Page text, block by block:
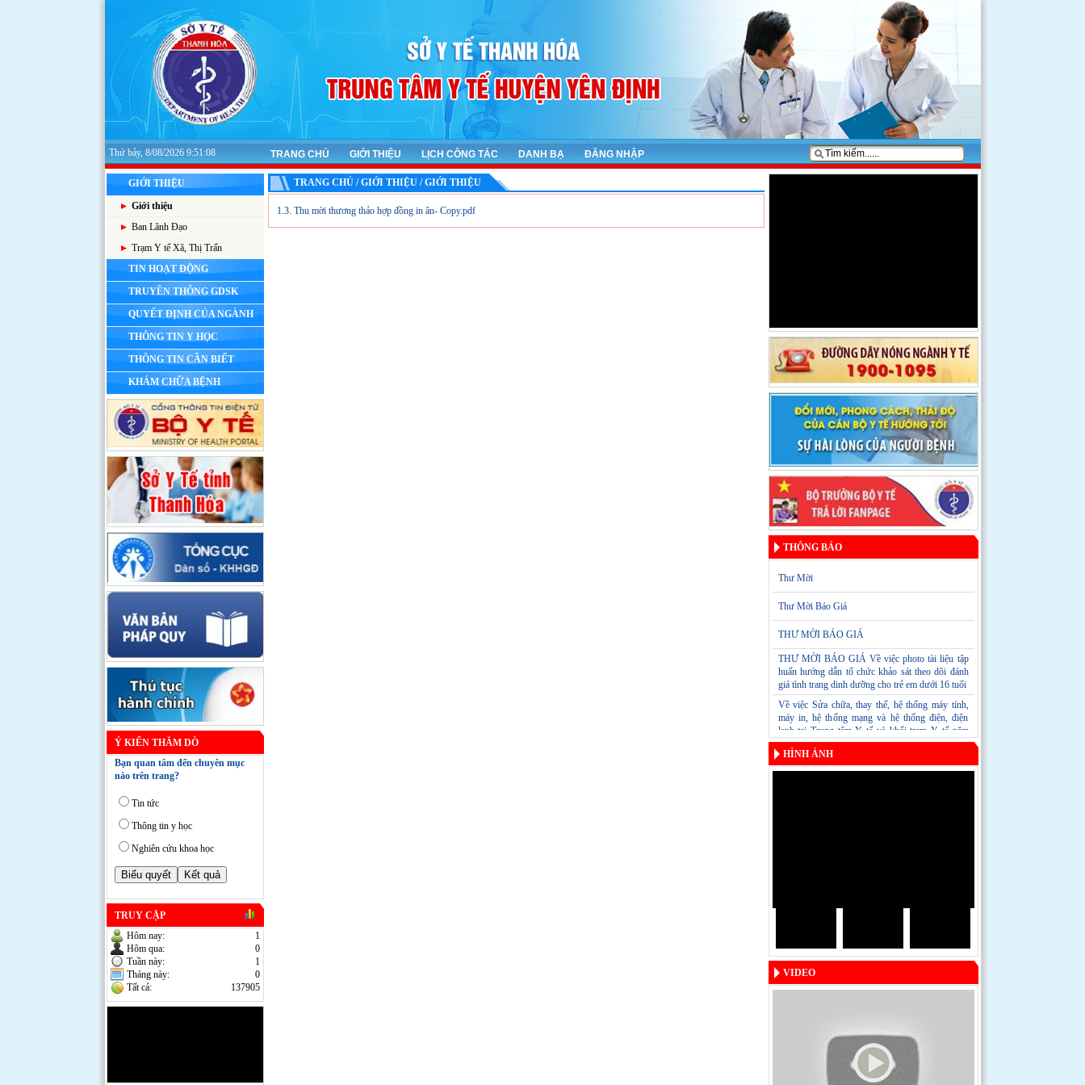
Thứ bảy, 8/08/2026 9:51:08 TRANG CHỦ GIỚI THIỆU LỊCH CÔNG TÁC DANH BẠ ĐĂNG NHẬP
GIỚI THIỆU
Giới thiệu
Ban Lãnh Đạo
Trạm Y tế Xã, Thị Trấn
TIN HOẠT ĐỘNG
TRUYỀN THÔNG GDSK
QUYẾT ĐỊNH CỦA NGÀNH
THÔNG TIN Y HỌC
THÔNG TIN CẦN BIẾT
KHÁM CHỮA BỆNH
Ý KIẾN THĂM DÒ
Bạn quan tâm đến chuyên mục
nào trên trang?
Tin tức
Thông tin y học
Nghiên cứu khoa học
TRUY CẬP
Hôm nay:
1
Hôm qua:
0
Tuần này:
1
Tháng này:
0
Tất cả:
137905
TRANG CHỦ / GIỚI THIỆU / GIỚI THIỆU
1.3. Thu mời thương thảo hợp đồng in ân- Copy.pdf
THÔNG BÁO
Thư Mời
Thư Mời Báo Giá
THƯ MỜI BÁO GIÁ
THƯ MỜI BÁO GIÁ Về việc photo tài liệu tập
huấn hướng dẫn tổ chức khảo sát theo dõi đánh
giá tình trang dinh dưỡng cho trẻ em dưới 16 tuổi
Về việc Sửa chữa, thay thế, hệ thống máy tính,
máy in, hệ thống mạng và hệ thống điện, điện
lạnh tại Trung tâm Y tế và khối trạm Y tế năm
2024
HÌNH ẢNH
VIDEO